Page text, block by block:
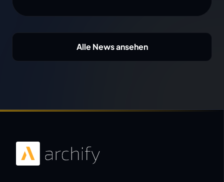
Alle News ansehen